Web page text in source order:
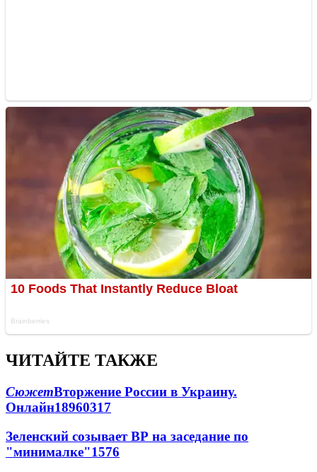
ЧИТАЙТЕ ТАКЖЕ
СюжетВторжение России в Украину.
Онлайн18960317
Зеленский созывает ВР на заседание по
"минималке"1576